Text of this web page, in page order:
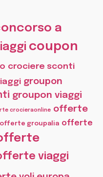
a
coupon
crociere sconti
groupon
groupon viaggi
crocieraonline offerte
offerte groupalia offerte
viaggi